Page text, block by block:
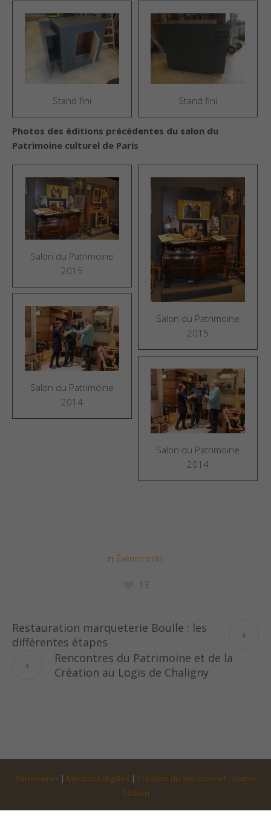
Stand fini Stand fini
Photos des éditions précédentes du salon du
Patrimoine culturel de Paris
Salon du Patrimoine
2015
Salon du Patrimoine
2015
Salon du Patrimoine
2014
Salon du Patrimoine
2014
in Événements
13
Restauration marqueterie Boulle : les
différentes étapes
Rencontres du Patrimoine et de la
Création au Logis de Chaligny
Partenaires | Mentions légales | Création du site Internet : Gianni
Codron